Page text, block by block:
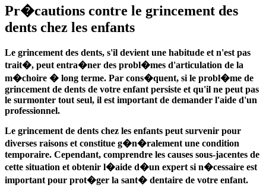
Pr�cautions contre le grincement des
dents chez les enfants
Le grincement des dents, s'il devient une habitude et n'est pas
trait�, peut entra�ner des probl�mes d'articulation de la
m�choire � long terme. Par cons�quent, si le probl�me de
grincement de dents de votre enfant persiste et qu'il ne peut pas
le surmonter tout seul, il est important de demander l'aide d'un
professionnel.
Le grincement de dents chez les enfants peut survenir pour
diverses raisons et constitue g�n�ralement une condition
temporaire. Cependant, comprendre les causes sous-jacentes de
cette situation et obtenir l�aide d�un expert si n�cessaire est
important pour prot�ger la sant� dentaire de votre enfant.